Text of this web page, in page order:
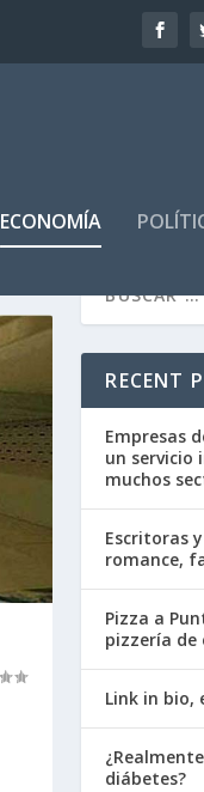
ECONOMÍA
RECENT
Empresas
un servicio
muchos
Escritoras
romance,
Pizza a
pizzería de
Link in bio,
diábetes?